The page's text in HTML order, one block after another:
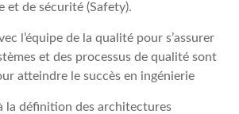
et de sécurité (Safety).
l’équipe de la qualité pour s’assurer
et des processus de qualité sont
atteindre le succès en ingénierie
la définition des architectures